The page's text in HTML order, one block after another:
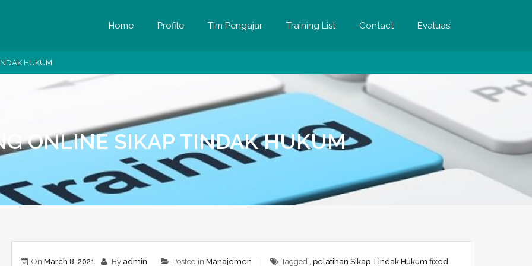
Home Profile Tim Pengajar Training List Contact Evaluasi
HUKUM
ONLINE SIKAP TINDAK HUKUM
On March 8, 2021 By admin Posted in Manajemen Tagged , pelatihan Sikap Tindak Hukum fixed